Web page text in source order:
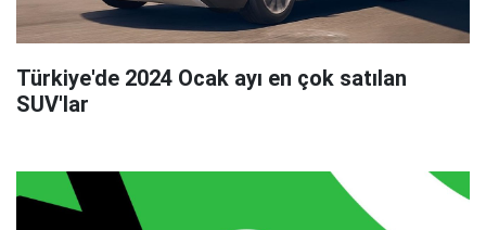
Türkiye'de 2024 Ocak ayı en çok satılan
SUV'lar